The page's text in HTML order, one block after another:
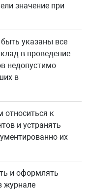
значение при
указаны все
в проведение
недопустимо
в
к
и устранять
их
и оформлять
журнале